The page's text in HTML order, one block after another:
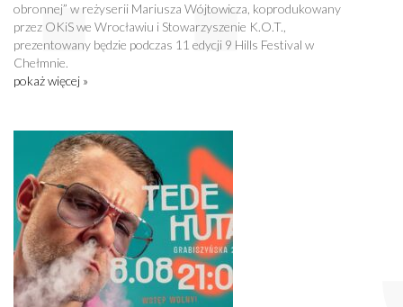
obronnej” w reżyserii Mariusza Wójtowicza, koprodukowany
przez OKiS we Wrocławiu i Stowarzyszenie K.O.T.,
prezentowany będzie podczas 11 edycji 9 Hills Festival w
Chełmnie.
pokaż więcej »